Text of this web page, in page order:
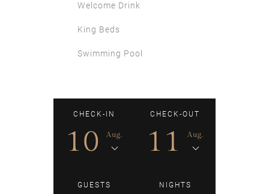
Welcome Drink
King Beds
Swimming Pool
CHECK-IN
10 Aug.
CHECK-OUT
11 Aug.
GUESTS NIGHTS